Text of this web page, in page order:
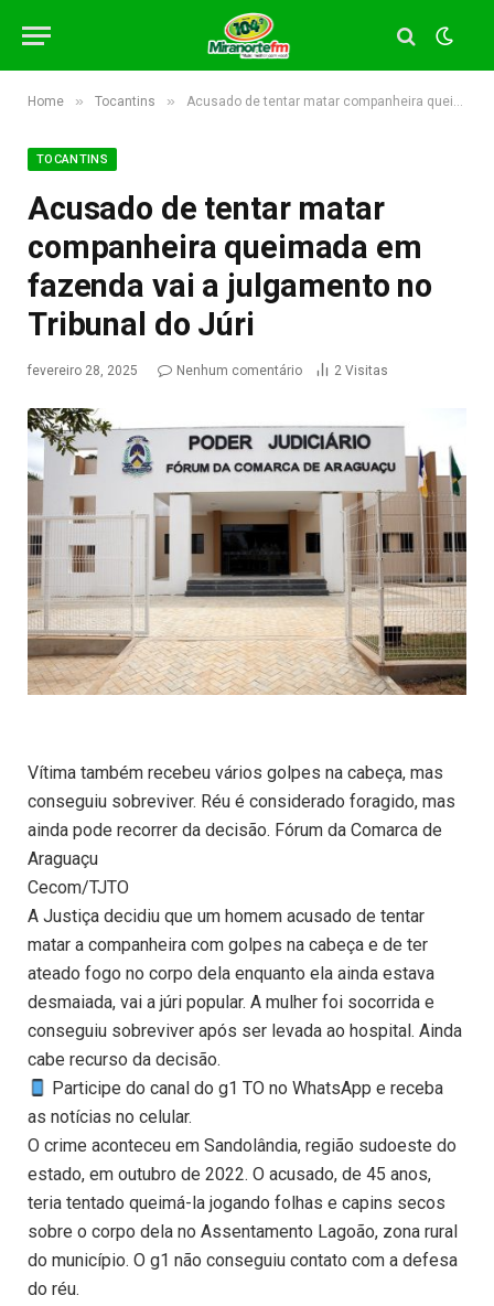
Home » Tocantins » Acusado de tentar matar companheira queimada em fazenda vai a julgamento no Tribunal do Júri
TOCANTINS
Acusado de tentar matar
companheira queimada em
fazenda vai a julgamento no
Tribunal do Júri
fevereiro 28, 2025 Nenhum comentário 2 Visitas
Vítima também recebeu vários golpes na cabeça, mas
conseguiu sobreviver. Réu é considerado foragido, mas
ainda pode recorrer da decisão. Fórum da Comarca de
Araguaçu
Cecom/TJTO
A Justiça decidiu que um homem acusado de tentar
matar a companheira com golpes na cabeça e de ter
ateado fogo no corpo dela enquanto ela ainda estava
desmaiada, vai a júri popular. A mulher foi socorrida e
conseguiu sobreviver após ser levada ao hospital. Ainda
cabe recurso da decisão.
Participe do canal do g1 TO no WhatsApp e receba
as notícias no celular.
O crime aconteceu em Sandolândia, região sudoeste do
estado, em outubro de 2022. O acusado, de 45 anos,
teria tentado queimá-la jogando folhas e capins secos
sobre o corpo dela no Assentamento Lagoão, zona rural
do município. O g1 não conseguiu contato com a defesa
do réu.